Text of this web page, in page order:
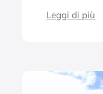
Leggi di più